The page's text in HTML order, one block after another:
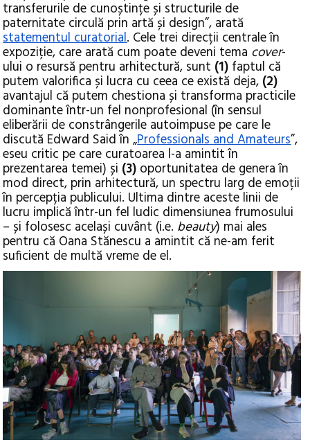
transferurile de cunoștințe și structurile de
paternitate circulă prin artă și design”, arată
statementul curatorial. Cele trei direcții centrale în
expoziție, care arată cum poate deveni tema cover-
ului o resursă pentru arhitectură, sunt (1) faptul că
putem valorifica și lucra cu ceea ce există deja, (2)
avantajul că putem chestiona și transforma practicile
dominante într-un fel nonprofesional (în sensul
eliberării de constrângerile autoimpuse pe care le
discută Edward Said în „Professionals and Amateurs”,
eseu critic pe care curatoarea l-a amintit în
prezentarea temei) și (3) oportunitatea de genera în
mod direct, prin arhitectură, un spectru larg de emoții
în percepția publicului. Ultima dintre aceste linii de
lucru implică într-un fel ludic dimensiunea frumosului
– și folosesc același cuvânt (i.e. beauty) mai ales
pentru că Oana Stănescu a amintit că ne-am ferit
suficient de multă vreme de el.